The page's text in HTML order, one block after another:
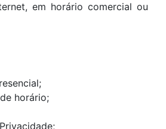
em horário comercial ou
horário;